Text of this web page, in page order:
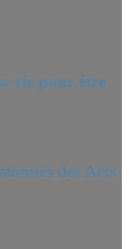
vie pour être
des Arts